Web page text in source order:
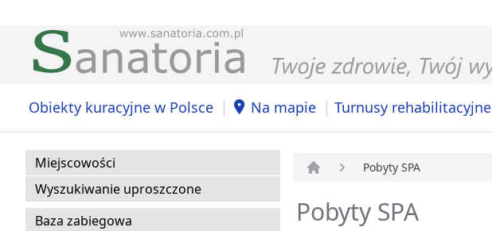
Obiekty kuracyjne w Polsce | Na mapie | Turnusy rehabilitacyjne
Miejscowości
Wyszukiwanie uproszczone
Baza zabiegowa
Pobyty SPA
Pobyty SPA